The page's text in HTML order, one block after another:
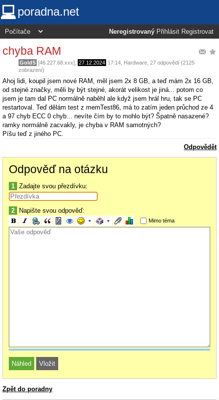
poradna.net
Neregistrovaný Přihlásit Registrovat
chyba RAM
GoldS [46.227.68.xxx], 27.12.2024 17:14 Hardware , 27 odpovědí (2125
zobrazení)
Ahoj lidi, koupil jsem nové RAM, měl jsem 2x 8 GB, a teď mám 2x 16 GB,
od stejné značky, měli by být stejné, akorát velikost je jiná... potom co
jsem je tam dal PC normálně naběhl ale když jsem hrál hru, tak se PC
restartoval. Teď dělám test z memTest86, má to zatím jeden průchod ze 4
a 97 chyb ECC 0 chyb... nevíte čím by to mohlo být? Špatně nasazené?
ramky normálně zacvakly, je chyba v RAM samotných?
Píšu teď z jiného PC.
Odpovědět
Odpověď na otázku
1 Zadajte svou přezdívku:
2 Napište svou odpověď:
Mimo téma
Zpět do poradny